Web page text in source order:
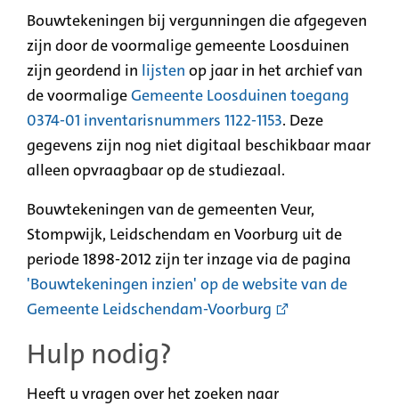
Bouwtekeningen bij vergunningen die afgegeven
zijn door de voormalige gemeente Loosduinen
zijn geordend in lijsten op jaar in het archief van
de voormaligeGemeente Loosduinen toegang
0374-01 inventarisnummers 1122-1153. Deze
gegevens zijn nog niet digitaal beschikbaar maar
alleen opvraagbaar op de studiezaal.
Bouwtekeningen van de gemeenten Veur,
Stompwijk, Leidschendam en Voorburg uit de
periode 1898-2012 zijn ter inzage via de pagina
'Bouwtekeningen inzien' op de website van de
Gemeente Leidschendam-Voorburg
Hulp nodig?
Heeft u vragen over het zoeken naar